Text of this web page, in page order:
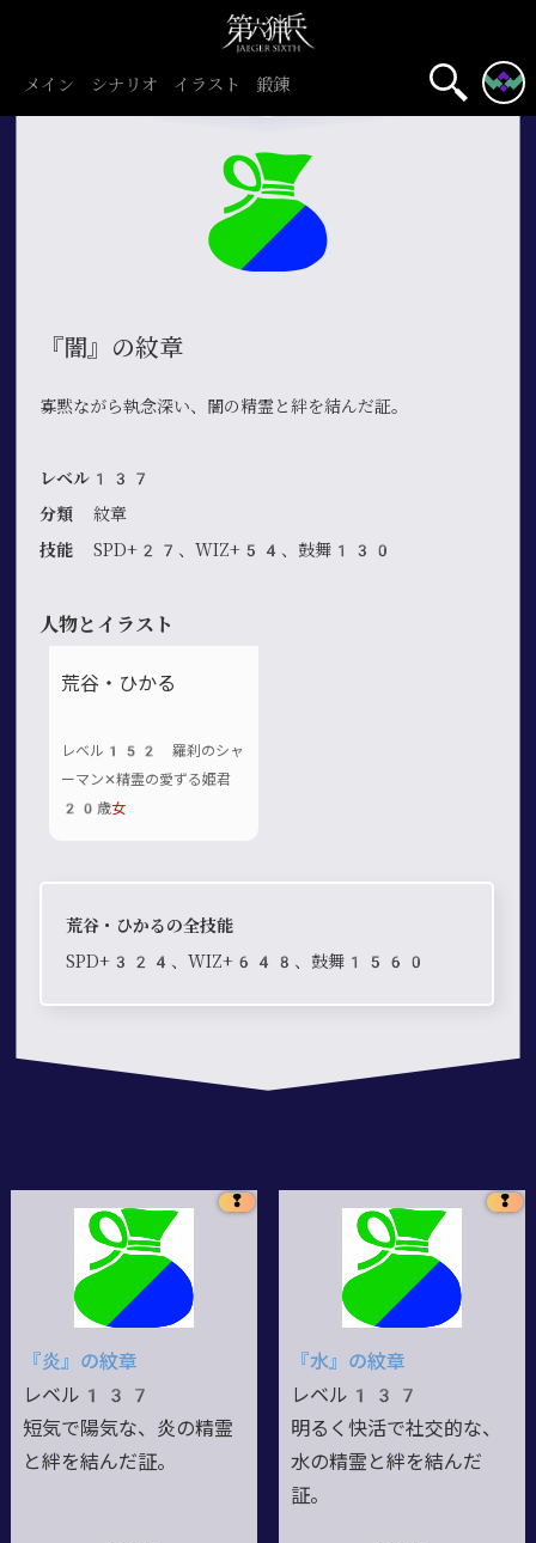
メイン シナリオ イラスト 鍛錬
『闇』の紋章
寡黙ながら執念深い、闇の精霊と絆を結んだ証。
レベル137
分類 紋章
技能 SPD+27、WIZ+54、鼓舞130
人物とイラスト
荒谷・ひかる
レベル152 羅刹のシャ
ーマン✕精霊の愛ずる姫君
20歳女
荒谷・ひかるの全技能
SPD+324、WIZ+648、鼓舞1560
❢
『炎』の紋章
レベル137
短気で陽気な、炎の精霊
と絆を結んだ証。
❢
『水』の紋章
レベル137
明るく快活で社交的な、
水の精霊と絆を結んだ
証。